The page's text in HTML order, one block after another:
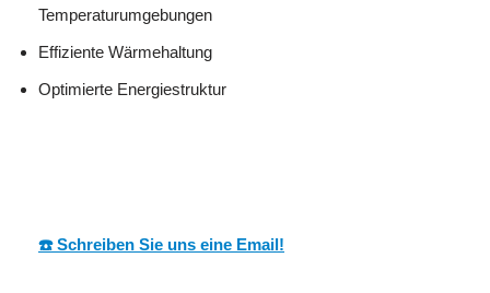
Temperaturumgebungen
Effiziente Wärmehaltung
Optimierte Energiestruktur
☎️ Schreiben Sie uns eine Email!